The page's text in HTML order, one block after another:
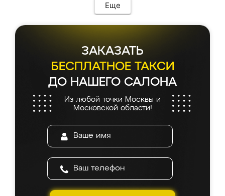
Еще
ЗАКАЗАТЬ
БЕСПЛАТНОЕ ТАКСИ
ДО НАШЕГО САЛОНА
Из любой точки Москвы и
Московской области!